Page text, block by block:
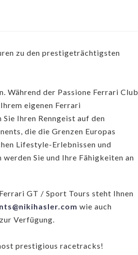
zu den prestigeträchtigsten
Während der Passione Ferrari Club
eigenen Ferrari
Ihren Renngeist auf den
die die Grenzen Europas
Lifestyle-Erlebnissen und
Sie und Ihre Fähigkeiten an
GT / Sport Tours steht Ihnen
wie auch
Verfügung.
prestigious racetracks!